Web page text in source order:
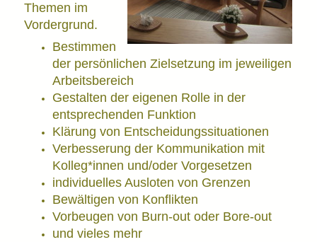
Themen im
Vordergrund.
Bestimmen
der persönlichen Zielsetzung im jeweiligen
Arbeitsbereich
Gestalten der eigenen Rolle in der
entsprechenden Funktion
Klärung von Entscheidungssituationen
Verbesserung der Kommunikation mit
Kolleg*innen und/oder Vorgesetzen
individuelles Ausloten von Grenzen
Bewältigen von Konflikten
Vorbeugen von Burn-out oder Bore-out
und vieles mehr